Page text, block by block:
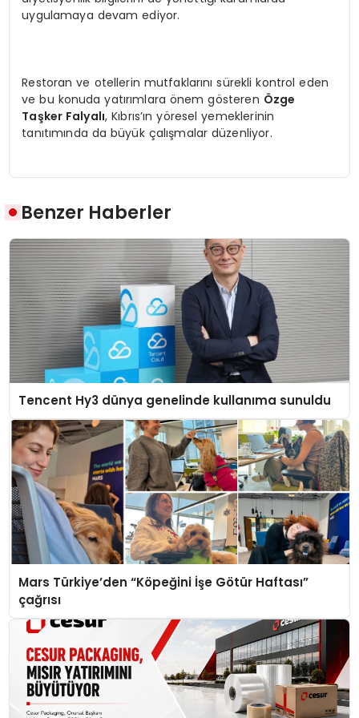
uygulamaya devam ediyor.
Restoran ve otellerin mutfaklarını sürekli kontrol eden
ve bu konuda yatırımlara önem gösteren Özge
Taşker Falyalı, Kıbrıs’ın yöresel yemeklerinin
tanıtımında da büyük çalışmalar düzenliyor.
Benzer Haberler
Tencent Hy3 dünya genelinde kullanıma sunuldu
Mars Türkiye’den “Köpeğini İşe Götür Haftası”
çağrısı